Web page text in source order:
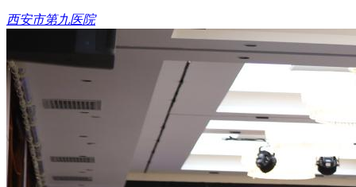
西安市第九医院